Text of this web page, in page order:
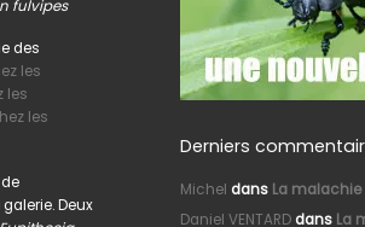
fulvipes
des
les
les
les
Deux
Derniers
Michel dans La
Daniel VENTARD dans La